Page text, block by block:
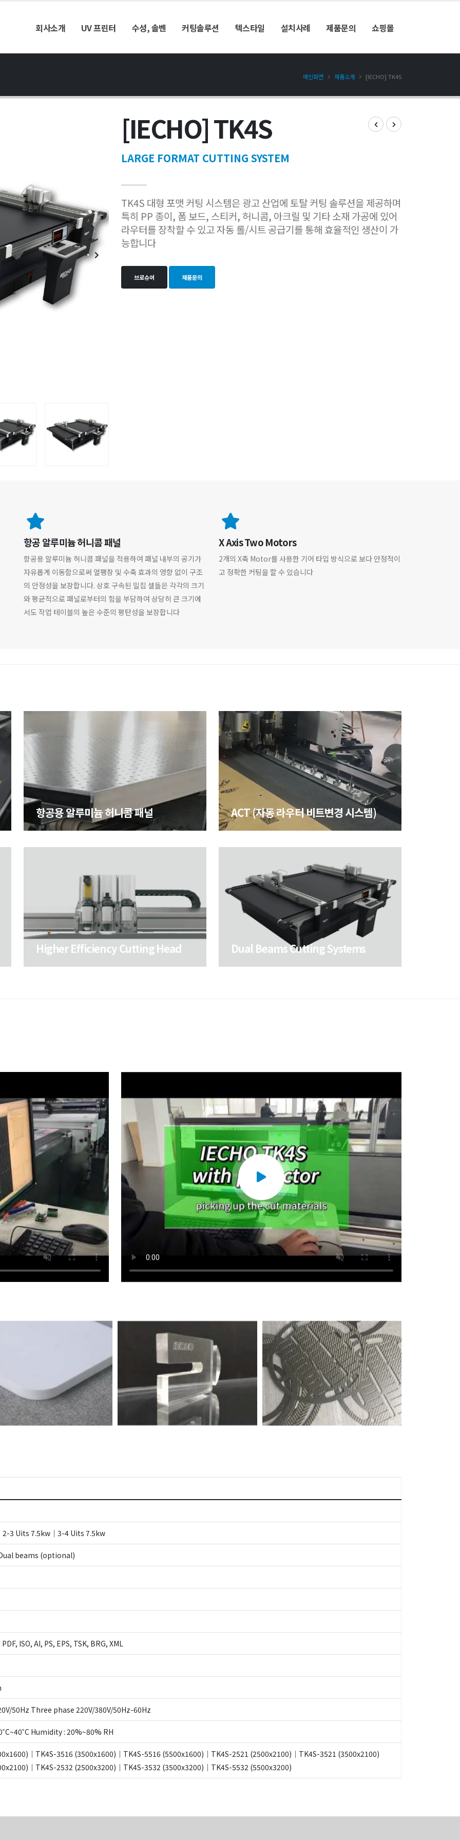
회사소개 UV 프린터 수성, 솔벤 커팅솔루션 텍스타일 설치사례 제품문의 쇼핑몰
메인화면 제품소개 [IECHO] TK4S
[IECHO] TK4S
LARGE FORMAT CUTTING SYSTEM
TK4S 대형 포맷 커팅 시스템은 광고 산업에 토탈 커팅 솔루션을 제공하며
특히 PP 종이, 폼 보드, 스티커, 허니콤, 아크릴 및 기타 소재 가공에 있어
라우터를 장착할 수 있고 자동 롤/시트 공급기를 통해 효율적인 생산이 가
능합니다
브로슈어 제품문의
항공 알루미늄 허니콤 패널
항공용 알루미늄 허니콤 패널을 적용하여 패널 내부의 공기가
자유롭게 이동함으로써 열팽창 및 수축 효과의 영향 없이 구조
의 안정성을 보장합니다. 상호 구속된 밀집 셀들은 각각의 크기
와 평균적으로 패널로부터의 힘을 부담하여 상당히 큰 크기에
서도 작업 테이블의 높은 수준의 평탄성을 보장합니다
X Axis Two Motors
2개의 X축 Motor를 사용한 기어 타입 방식으로 보다 안정적이
고 정확한 커팅을 할 수 있습니다
항공용 알루미늄 허니콤 패널
항공용 알루미늄 허니콤 패널
ACT (자동 라우터 비트변경 시스템)
ACT (자동 라우터 비트변경 시스템)
Higher Efficiency Cutting Head
Higher Efficiency Cutting Head
Dual Beams Cutting Systems
Dual Beams Cutting Systems
3 Uits 7.5kw｜3-4 Uits 7.5kw
beams (optional)
ISO, AI, PS, EPS, TSK, BRG, XML
50Hz Three phase 220V/380V/50Hz-60Hz
Humidity : 20%~80% RH
｜TK4S-3516 (3500x1600)｜TK4S-5516 (5500x1600)｜TK4S-2521 (2500x2100)｜TK4S-3521 (3500x2100)⠀⠀⠀
｜TK4S-2532 (2500x3200)｜TK4S-3532 (3500x3200)｜TK4S-5532 (5500x3200)